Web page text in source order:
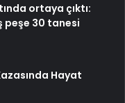
ortaya çıktı:
peşe 30 tanesi
Hayat